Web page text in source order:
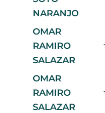
NARANJO
OMAR
RAMIRO
SALAZAR
OMAR
RAMIRO
SALAZAR